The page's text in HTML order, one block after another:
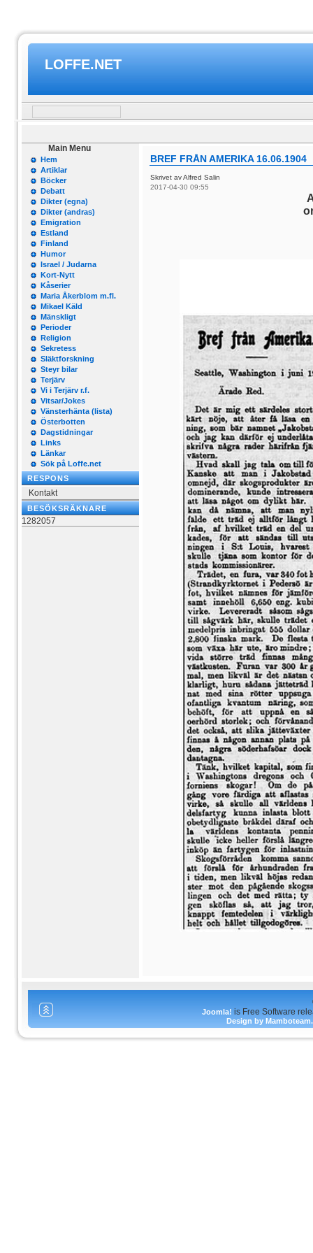
LOFFE.NET
Main Menu
Hem
Artiklar
Böcker
Debatt
Dikter (egna)
Dikter (andras)
Emigration
Estland
Finland
Humor
Israel / Judarna
Kort-Nytt
Kåserier
Maria Åkerblom m.fl.
Mikael Käld
Mänskligt
Perioder
Religion
Sekretess
Släktforskning
Steyr bilar
Terjärv
Vi i Terjärv r.f.
Vitsar/Jokes
Vänsterhänta (lista)
Österbotten
Dagstidningar
Links
Länkar
Sök på Loffe.net
RESPONS
Kontakt
BESÖKSRÄKNARE
1282057
BREF FRÅN AMERIKA 16.06.1904
Skrivet av Alfred Salin
2017-04-30 09:55
Joomla! is Free Software
Design by